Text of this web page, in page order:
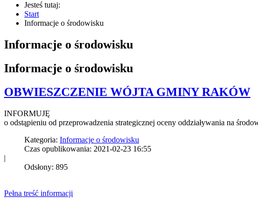
Jesteś tutaj:
Start
Informacje o środowisku
Informacje o środowisku
Informacje o środowisku
OBWIESZCZENIE WÓJTA GMINY RAKÓW
INFORMUJĘ
o odstąpieniu od przeprowadzenia strategicznej oceny oddziaływania na
Kategoria: Informacje o środowisku
Czas opublikowania: 2021-02-23 16:55
|
Odsłony: 895
Pełna treść informacji